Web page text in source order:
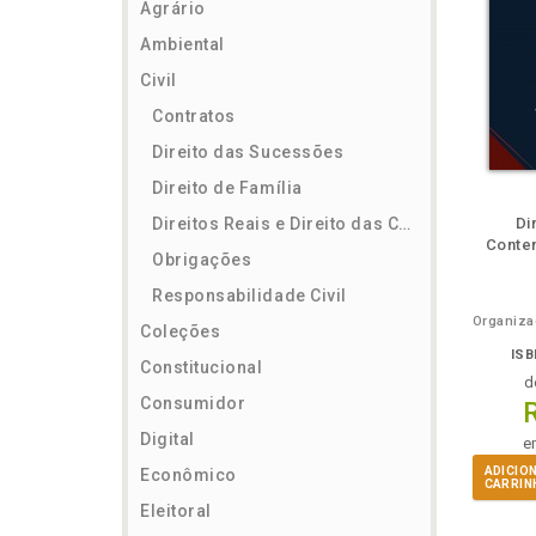
Agrário
Ambiental
Civil
Contratos
Direito das Sucessões
Direito de Família
Direitos Reais e Direito das Coisas
Obrigações
Responsabilidade Civil
Coleções
Constitucional
Consumidor
Digital
Econômico
Eleitoral
TambémTambém
Folheie